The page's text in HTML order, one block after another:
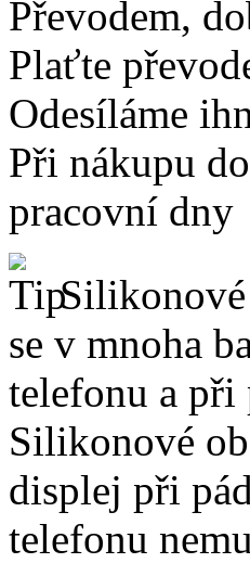
Převodem,
Plaťte
Odesíláme
Při nákupu
pracovní dny
Silikonové
se v mnoha
telefonu a při
Silikonové
displej při
telefonu